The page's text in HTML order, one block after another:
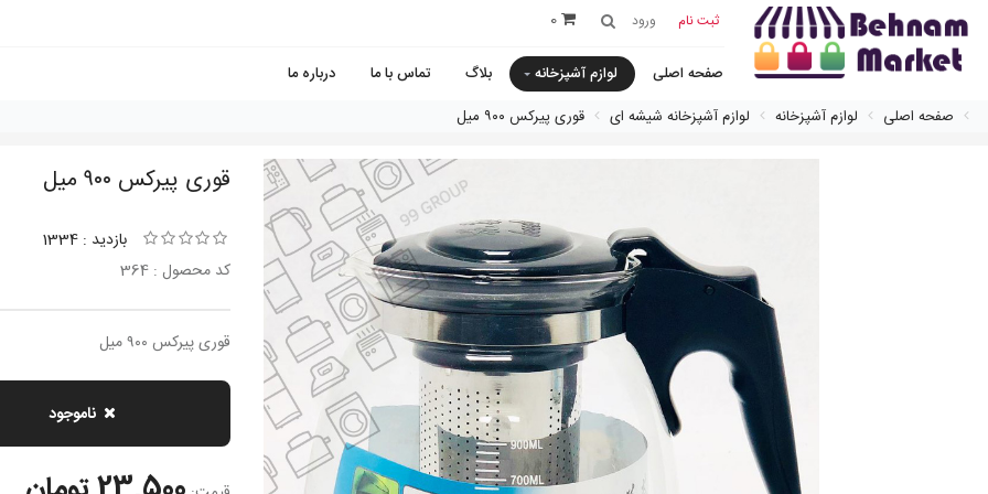
ثبت نام ورود 0
صفحه اصلی لوازم آشپزخانه بلاگ تماس با ما
درباره ما
صفحه اصلی
لوازم آشپزخانه لوازم آشپزخانه شیشه ای قورى پيركس ٩٠٠ ميل
قورى پيركس ٩٠٠ ميل
بازدید : 1334
کد محصول : 364
قورى پيركس ٩٠٠ ميل
ناموجود